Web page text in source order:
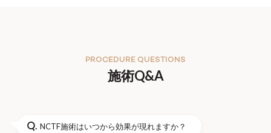
施術Q&A
PROCEDURE QUESTIONS
Q. NCTF施術はいつから効果が現れますか？